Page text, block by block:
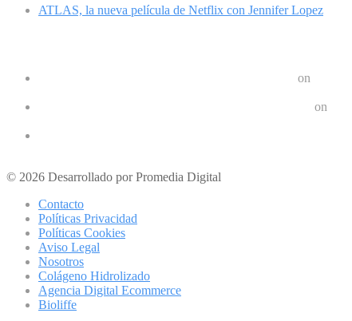
ATLAS, la nueva película de Netflix con Jennifer Lopez
on
on
© 2026 Desarrollado por Promedia Digital
Contacto
Políticas Privacidad
Políticas Cookies
Aviso Legal
Nosotros
Colágeno Hidrolizado
Agencia Digital Ecommerce
Bioliffe